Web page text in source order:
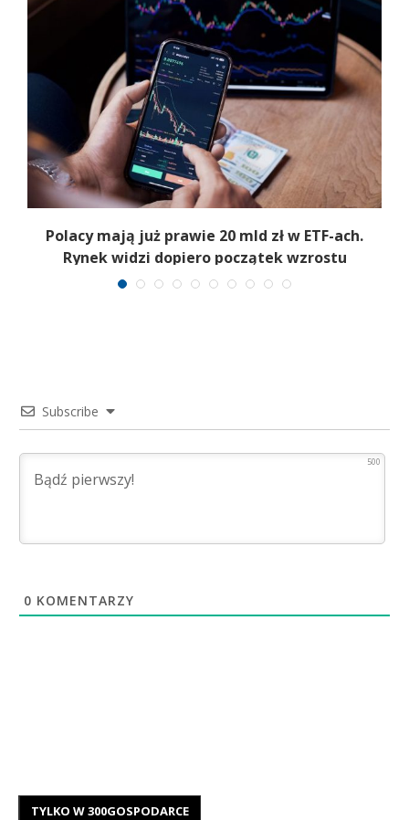
Polacy mają już prawie 20 mld zł w ETF-ach.
Rynek widzi dopiero początek wzrostu
Subscribe
500
0 KOMENTARZY
TYLKO W 300GOSPODARCE